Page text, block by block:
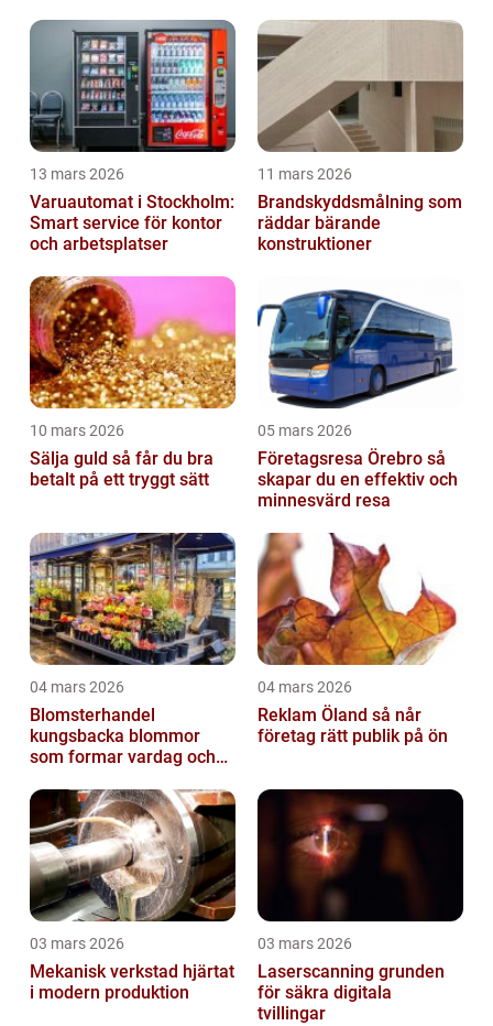
13 mars 2026
Varuautomat i Stockholm:
Smart service för kontor
och arbetsplatser
11 mars 2026
Brandskyddsmålning som
räddar bärande
konstruktioner
10 mars 2026
Sälja guld så får du bra
betalt på ett tryggt sätt
05 mars 2026
Företagsresa Örebro så
skapar du en effektiv och
minnesvärd resa
04 mars 2026
Blomsterhandel
kungsbacka blommor
som formar vardag och
04 mars 2026
Reklam Öland så når
företag rätt publik på ön
03 mars 2026
Mekanisk verkstad hjärtat
i modern produktion
03 mars 2026
Laserscanning grunden
för säkra digitala
tvillingar